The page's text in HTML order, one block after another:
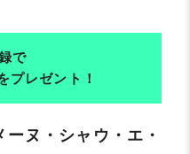
で
プレゼント！
ヌ・シャウ・エ・